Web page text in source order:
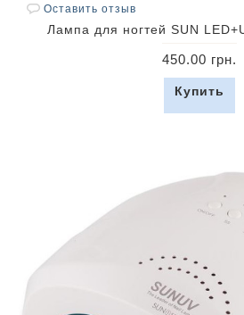
Оставить отзыв
Лампа для ногтей SUN
450.00 грн.
Купить